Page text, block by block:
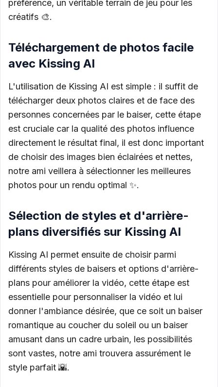
préférence, un véritable terrain de jeu pour les
créatifs 🎨.
Téléchargement de photos facile
avec Kissing AI
L'utilisation de Kissing AI est simple : il suffit de
télécharger deux photos claires et de face des
personnes concernées par le baiser, cette étape
est cruciale car la qualité des photos influence
directement le résultat final, il est donc important
de choisir des images bien éclairées et nettes,
notre ami veillera à sélectionner les meilleures
photos pour un rendu optimal ✨.
Sélection de styles et d'arrière-
plans diversifiés sur Kissing AI
Kissing AI permet ensuite de choisir parmi
différents styles de baisers et options d'arrière-
plans pour améliorer la vidéo, cette étape est
essentielle pour personnaliser la vidéo et lui
donner l'ambiance désirée, que ce soit un baiser
romantique au coucher du soleil ou un baiser
amusant dans un cadre urbain, les possibilités
sont vastes, notre ami trouvera assurément le
style parfait 🌇.